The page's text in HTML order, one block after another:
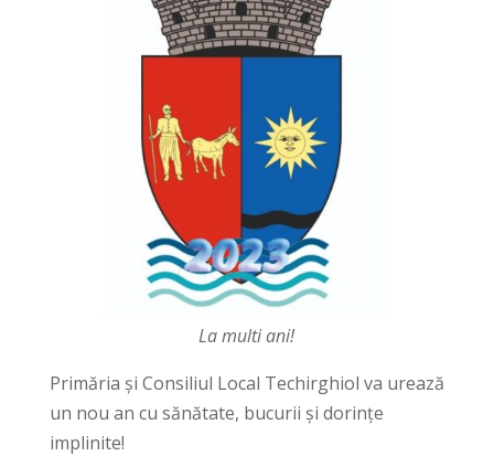
La multi ani!
Primăria și Consiliul Local Techirghiol va urează
un nou an cu sănătate, bucurii și dorințe
implinite!